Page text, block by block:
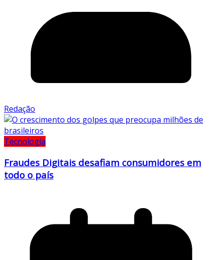
Redação
Tecnologia
Fraudes Digitais desafiam consumidores em
todo o país